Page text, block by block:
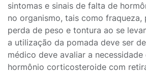
sintomas e sinais de falta de
no organismo, tais como fraqueza,
perda de peso e tontura ao se
a utilização da pomada deve ser
médico deve avaliar a
hormônio corticosteroide com